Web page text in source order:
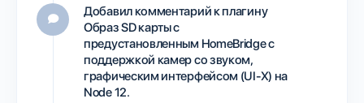
Добавил комментарий к плагину
Образ SD карты с
предустановленным HomeBridge с
поддержкой камер со звуком,
графическим интерфейсом (UI-X) на
Node 12.